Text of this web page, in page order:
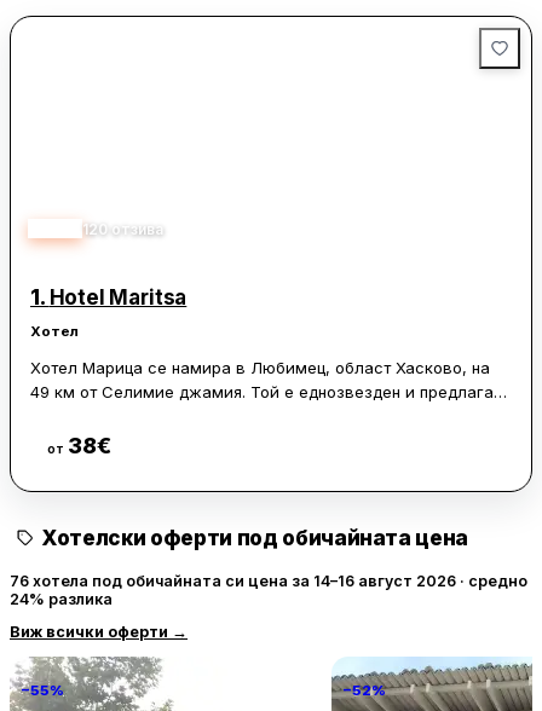
120 отзива
1. Hotel Maritsa
Хотел
Хотел Марица се намира в Любимец, област Хасково, на
49 км от Селимие джамия. Той е еднозвезден и предлага
самостоятелна баня.
На разположение са още тераса, денонощна рецепция и
екран и безплатни тоалетни принадлежности.
от 38€
Хотелски оферти под обичайната цена
76 хотела под обичайната си цена за 14–16 август 2026 · средно
24% разлика
Виж всички оферти →
−55% −52%